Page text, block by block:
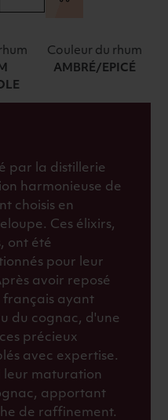
Couleur du rhum
AMBRÉ/EPICÉ
par la distillerie
harmonieuse de
choisis en
Ces élixirs,
ont été
pour leur
avoir reposé
français ayant
du cognac, d'une
précieux
avec expertise.
leur maturation
apportant
de raffinement.